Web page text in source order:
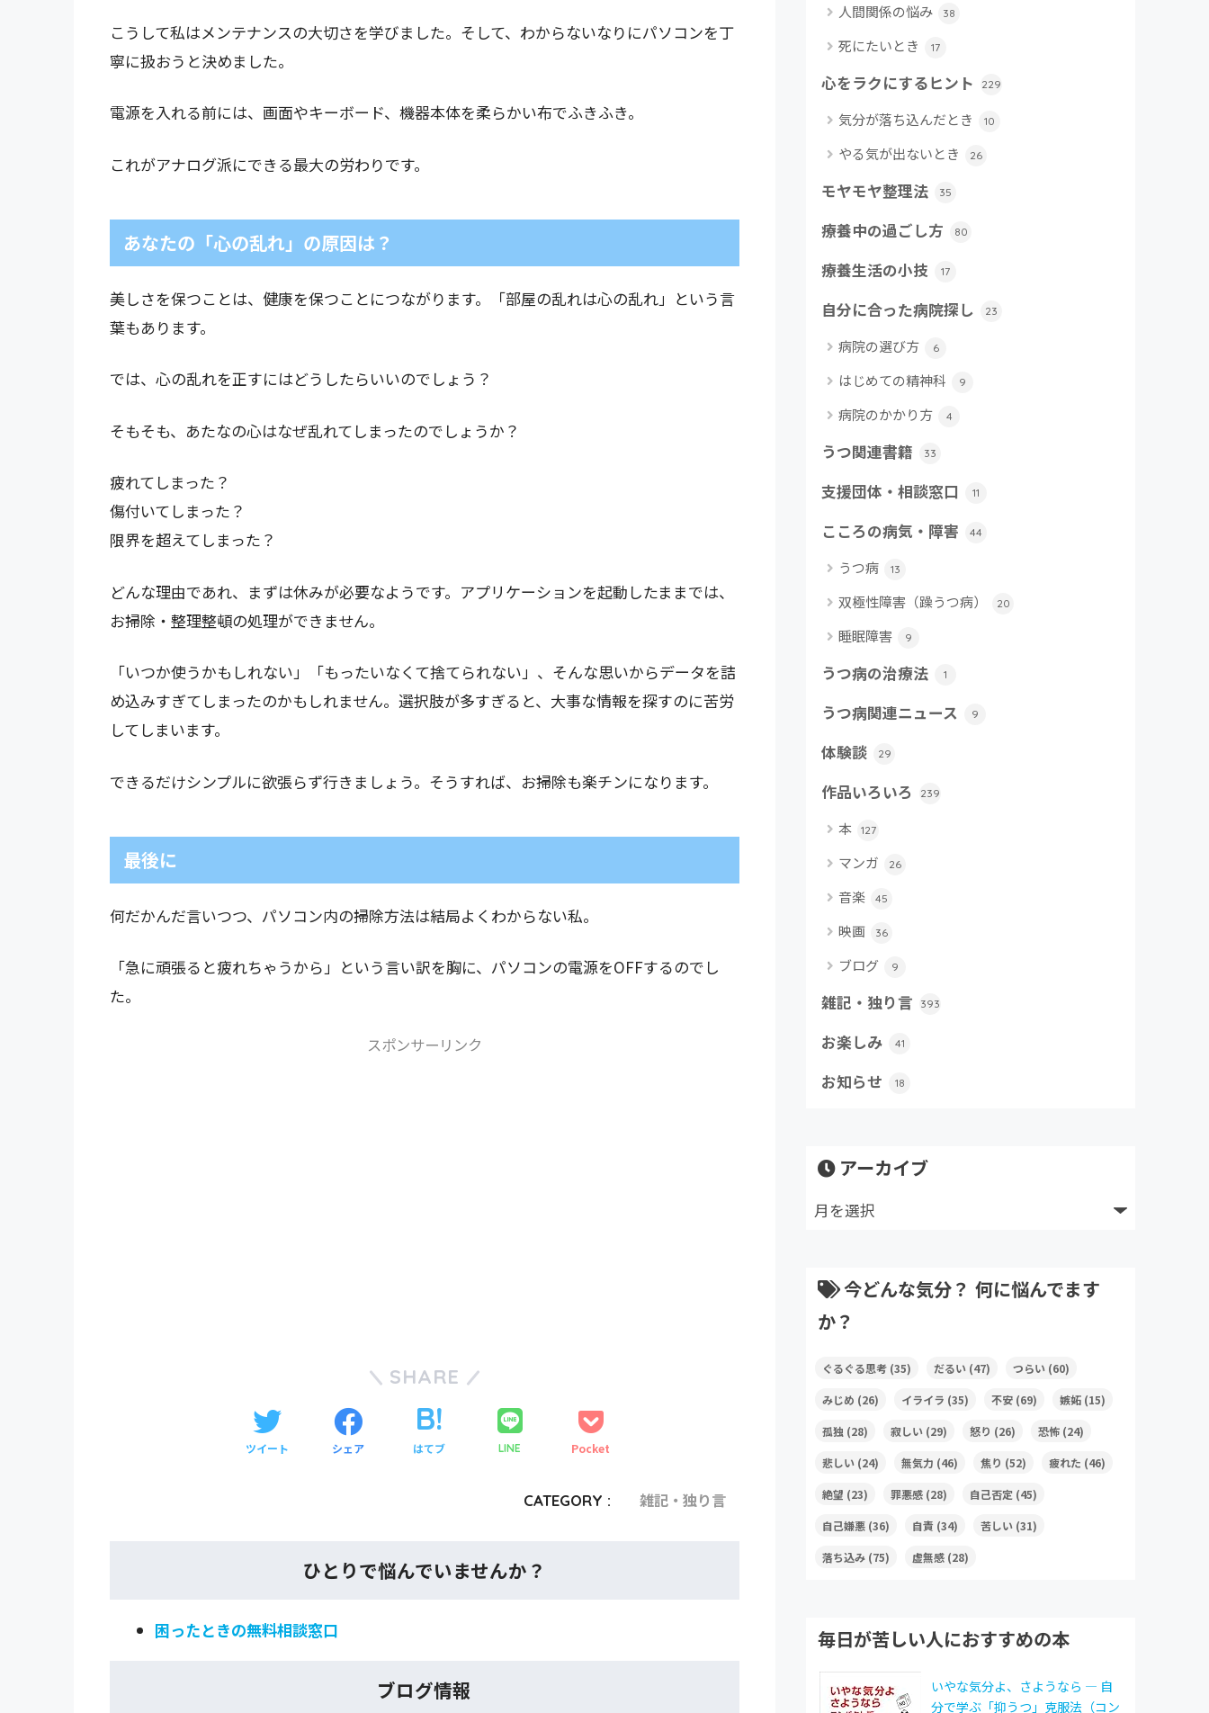
こうして私はメンテナンスの大切さを学びました。そして、わからないなりにパソコンを丁
寧に扱おうと決めました。
電源を入れる前には、画面やキーボード、機器本体を柔らかい布でふきふき。
これがアナログ派にできる最大の労わりです。
あなたの「心の乱れ」の原因は？
美しさを保つことは、健康を保つことにつながります。「部屋の乱れは心の乱れ」という言
葉もあります。
では、心の乱れを正すにはどうしたらいいのでしょう？
そもそも、あたなの心はなぜ乱れてしまったのでしょうか？
疲れてしまった？
傷付いてしまった？
限界を超えてしまった？
どんな理由であれ、まずは休みが必要なようです。アプリケーションを起動したままでは、
お掃除・整理整頓の処理ができません。
「いつか使うかもしれない」「もったいなくて捨てられない」、そんな思いからデータを詰
め込みすぎてしまったのかもしれません。選択肢が多すぎると、大事な情報を探すのに苦労
してしまいます。
できるだけシンプルに欲張らず行きましょう。そうすれば、お掃除も楽チンになります。
最後に
何だかんだ言いつつ、パソコン内の掃除方法は結局よくわからない私。
「急に頑張ると疲れちゃうから」という言い訳を胸に、パソコンの電源をOFFするのでし
た。
スポンサーリンク
SHARE
ツイート シェア はてブ LINE Pocket
CATEGORY : 雑記・独り言
ひとりで悩んでいませんか？
困ったときの無料相談窓口
ブログ情報
人間関係の悩み 38
死にたいとき 17
心をラクにするヒント 229
気分が落ち込んだとき 10
やる気が出ないとき 26
モヤモヤ整理法 35
療養中の過ごし方 80
療養生活の小技 17
自分に合った病院探し 23
病院の選び方 6
はじめての精神科 9
病院のかかり方 4
うつ関連書籍 33
支援団体・相談窓口 11
こころの病気・障害 44
うつ病 13
双極性障害（躁うつ病） 20
睡眠障害 9
うつ病の治療法 1
うつ病関連ニュース 9
体験談 29
作品いろいろ 239
本 127
マンガ 26
音楽 45
映画 36
ブログ 9
雑記・独り言 393
お楽しみ 41
お知らせ 18
アーカイブ
今どんな気分？ 何に悩んでます
か？
ぐるぐる思考 (35) だるい (47) つらい (60)
みじめ (26) イライラ (35) 不安 (69) 嫉妬 (15)
孤独 (28) 寂しい (29) 怒り (26) 恐怖 (24)
悲しい (24) 無気力 (46) 焦り (52) 疲れた (46)
絶望 (23) 罪悪感 (28) 自己否定 (45)
自己嫌悪 (36) 自責 (34) 苦しい (31)
落ち込み (75) 虚無感 (28)
毎日が苦しい人におすすめの本
いやな気分よ、さようなら ― 自
分で学ぶ「抑うつ」克服法（コン